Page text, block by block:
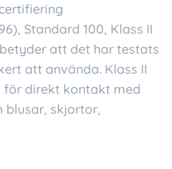
Standard 100, Klass II
att det har testats
att använda. Klass II
direkt kontakt med
blusar, skjortor,